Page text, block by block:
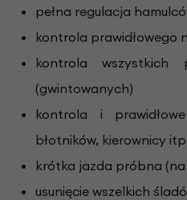
pełna regulacja
kontrola prawidłowego
kontrola wszystkich
(gwintowanych)
kontrola i
błotników, kierownicy
krótka jazda próbna (na
usunięcie wszelkich